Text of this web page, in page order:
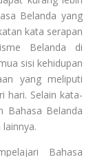
Belanda yang
kata serapan
Belanda di
sisi kehidupan
yang meliputi
hari. Selain kata-
Bahasa Belanda
Bahasa